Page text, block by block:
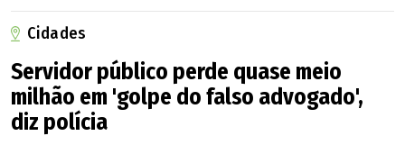
Cidades
Servidor público perde quase meio
milhão em 'golpe do falso advogado',
diz polícia